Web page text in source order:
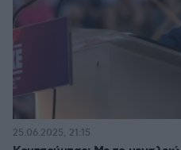
25.06.2025, 21:15